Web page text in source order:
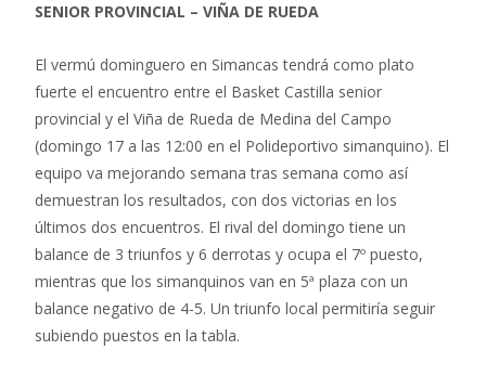
SENIOR PROVINCIAL – VIÑA DE RUEDA
El vermú dominguero en Simancas tendrá como plato
fuerte el encuentro entre el Basket Castilla senior
provincial y el Viña de Rueda de Medina del Campo
(domingo 17 a las 12:00 en el Polideportivo simanquino). El
equipo va mejorando semana tras semana como así
demuestran los resultados, con dos victorias en los
últimos dos encuentros. El rival del domingo tiene un
balance de 3 triunfos y 6 derrotas y ocupa el 7º puesto,
mientras que los simanquinos van en 5ª plaza con un
balance negativo de 4-5. Un triunfo local permitiría seguir
subiendo puestos en la tabla.